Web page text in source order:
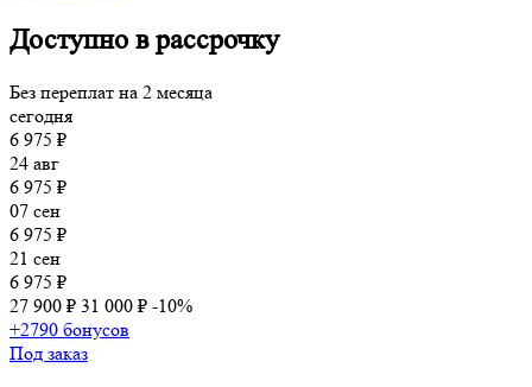
Доступно в рассрочку
Без переплат на 2 месяца
сегодня
6 975 ₽
24 авг
6 975 ₽
07 сен
6 975 ₽
21 сен
6 975 ₽
27 900 ₽ 31 000 ₽ -10%
+2790 бонусов
Под заказ